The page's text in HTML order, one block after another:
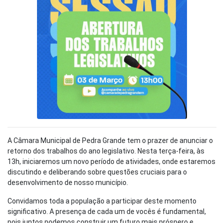
A Câmara Municipal de Pedra Grande tem o prazer de anunciar o
retorno dos trabalhos do ano legislativo. Nesta terça-feira, às
13h, iniciaremos um novo período de atividades, onde estaremos
discutindo e deliberando sobre questões cruciais para o
desenvolvimento de nosso município.
Convidamos toda a população a participar deste momento
significativo. A presença de cada um de vocês é fundamental,